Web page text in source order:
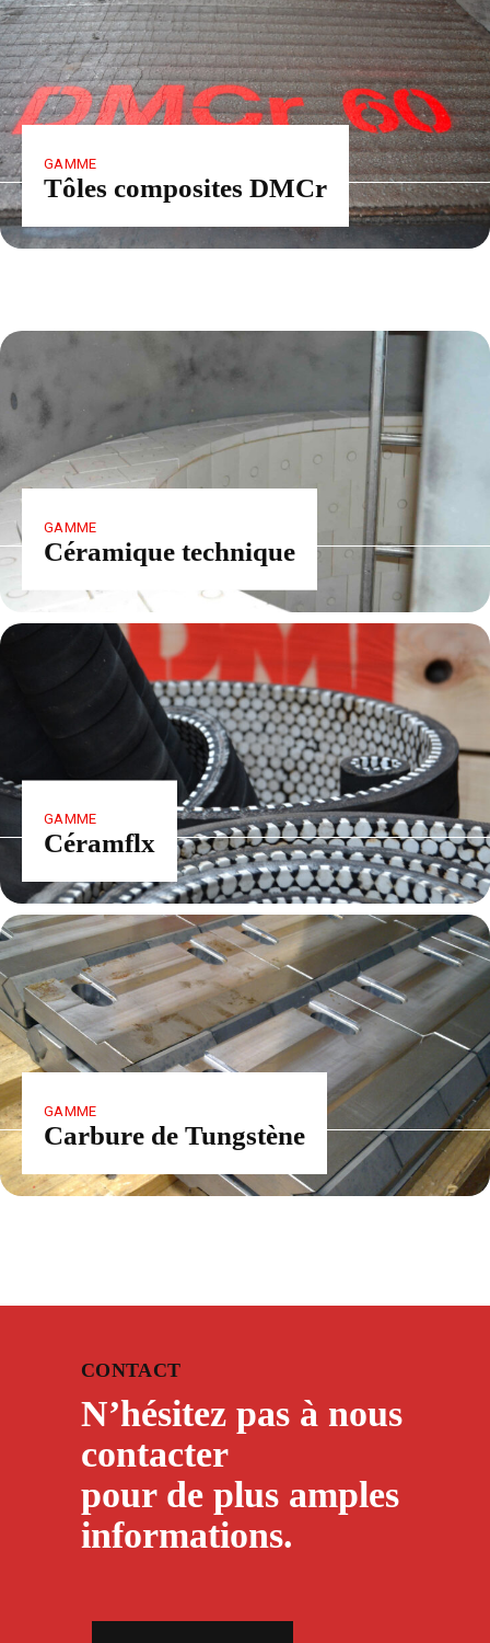
GAMME
Tôles composites DMCr
GAMME
Céramique technique
GAMME
Céramflx
GAMME
Carbure de Tungstène
CONTACT
N’hésitez pas à nous
contacter
pour de plus amples
informations.